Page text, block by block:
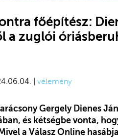
főépítész:
a zuglói
| vélemény
Gergely Dienes
és kétségbe vonta,
a Válasz Online